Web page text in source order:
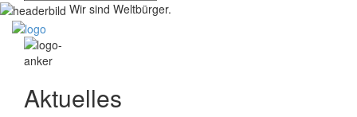
Wir sind Weltbürger.
Aktuelles